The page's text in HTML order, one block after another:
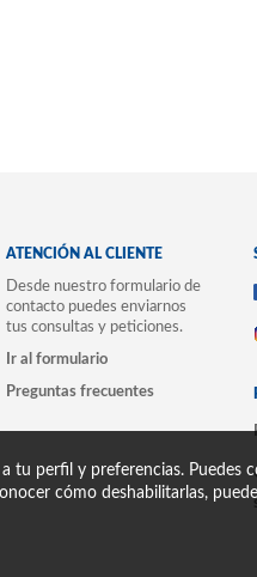
ATENCIÓN AL CLIENTE
Desde nuestro formulario de
contacto puedes enviarnos
tus consultas y peticiones.
Ir al formulario
Preguntas frecuentes
perfil y preferencias. Puedes
cómo deshabilitarlas,